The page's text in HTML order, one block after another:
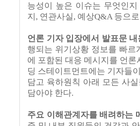
능성이 높은 이슈는 무엇인
지 , 연관사실 , 예상Q&A 등으
언론 기자 입장에서 발표문
행되는 위기상황 정보를 빠
에 포함된 대응 메시지를 언
딩 스테이트먼트에는 기자들
담고 육하원칙 아래 모든 사
담아야 한다.
주요 이해관계자를 배려하는